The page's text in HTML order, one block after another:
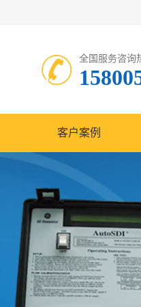
全国服务咨询
客户案例